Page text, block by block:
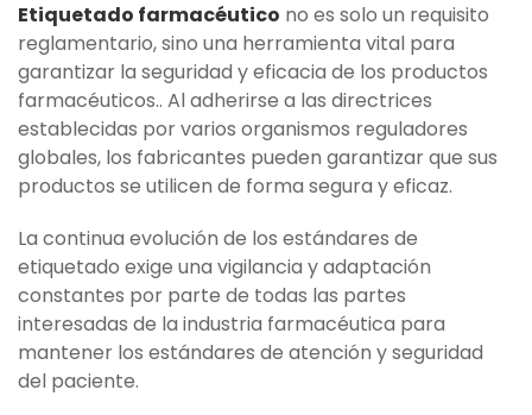
Etiquetado farmacéutico no es solo un requisito
reglamentario, sino una herramienta vital para
garantizar la seguridad y eficacia de los productos
farmacéuticos.. Al adherirse a las directrices
establecidas por varios organismos reguladores
globales, los fabricantes pueden garantizar que sus
productos se utilicen de forma segura y eficaz.
La continua evolución de los estándares de
etiquetado exige una vigilancia y adaptación
constantes por parte de todas las partes
interesadas de la industria farmacéutica para
mantener los estándares de atención y seguridad
del paciente.